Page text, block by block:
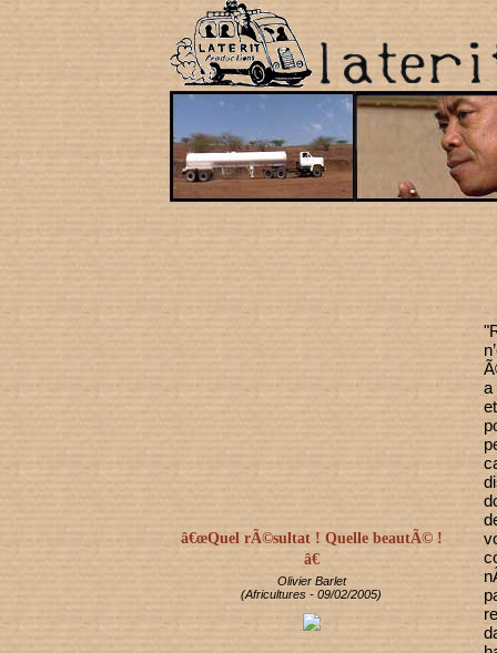
â€œQuel rÃ©sultat ! Quelle beautÃ© !
â€
Olivier Barlet
(Africultures - 09/02/2005)
a